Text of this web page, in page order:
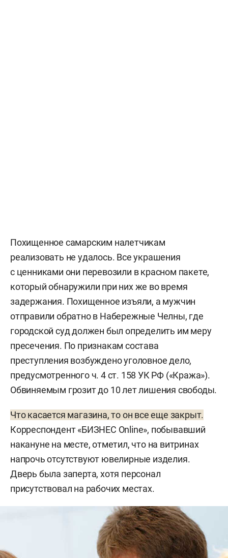
Похищенное самарским налетчикам
реализовать не удалось. Все украшения
с ценниками они перевозили в красном пакете,
который обнаружили при них же во время
задержания. Похищенное изъяли, а мужчин
отправили обратно в Набережные Челны, где
городской суд должен был определить им меру
пресечения. По признакам состава
преступления возбуждено уголовное дело,
предусмотренного ч. 4 ст. 158 УК РФ («Кража»).
Обвиняемым грозит до 10 лет лишения свободы.
Что касается магазина, то он все еще закрыт.
Корреспондент «БИЗНЕС Online», побывавший
накануне на месте, отметил, что на витринах
напрочь отсутствуют ювелирные изделия.
Дверь была заперта, хотя персонал
присутствовал на рабочих местах.